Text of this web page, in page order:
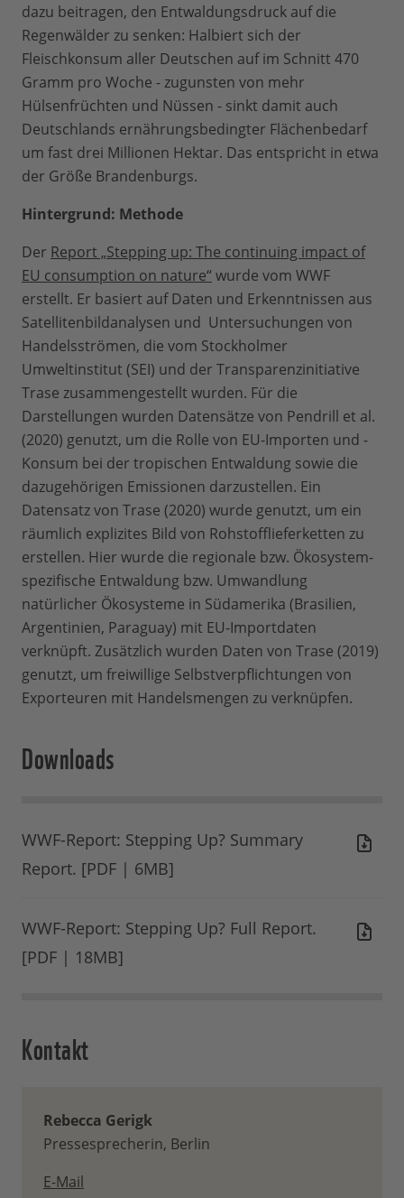
dazu beitragen, den Entwaldungsdruck auf die
Regenwälder zu senken: Halbiert sich der
Fleischkonsum aller Deutschen auf im Schnitt 470
Gramm pro Woche - zugunsten von mehr
Hülsenfrüchten und Nüssen - sinkt damit auch
Deutschlands ernährungsbedingter Flächenbedarf
um fast drei Millionen Hektar. Das entspricht in etwa
der Größe Brandenburgs.
Hintergrund: Methode
Der Report „Stepping up: The continuing impact of
EU consumption on nature“ wurde vom WWF
erstellt. Er basiert auf Daten und Erkenntnissen aus
Satellitenbildanalysen und Untersuchungen von
Handelsströmen, die vom Stockholmer
Umweltinstitut (SEI) und der Transparenzinitiative
Trase zusammengestellt wurden. Für die
Darstellungen wurden Datensätze von Pendrill et al.
(2020) genutzt, um die Rolle von EU-Importen und -
Konsum bei der tropischen Entwaldung sowie die
dazugehörigen Emissionen darzustellen. Ein
Datensatz von Trase (2020) wurde genutzt, um ein
räumlich explizites Bild von Rohstofflieferketten zu
erstellen. Hier wurde die regionale bzw. Ökosystem-
spezifische Entwaldung bzw. Umwandlung
natürlicher Ökosysteme in Südamerika (Brasilien,
Argentinien, Paraguay) mit EU-Importdaten
verknüpft. Zusätzlich wurden Daten von Trase (2019)
genutzt, um freiwillige Selbstverpflichtungen von
Exporteuren mit Handelsmengen zu verknüpfen.
Downloads
WWF-Report: Stepping Up? Summary
Report. [PDF | 6MB]
WWF-Report: Stepping Up? Full Report.
[PDF | 18MB]
Kontakt
Rebecca Gerigk
Pressesprecherin, Berlin
E-Mail